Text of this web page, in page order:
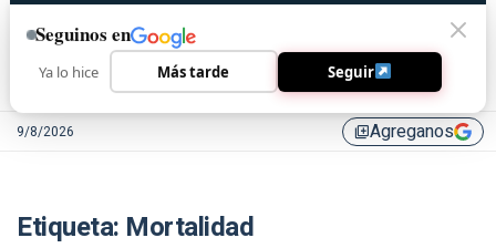
9/8/2026 library_addAgreganos
Etiqueta: Mortalidad
Seguinos en
Ya lo hice Más tarde Seguir